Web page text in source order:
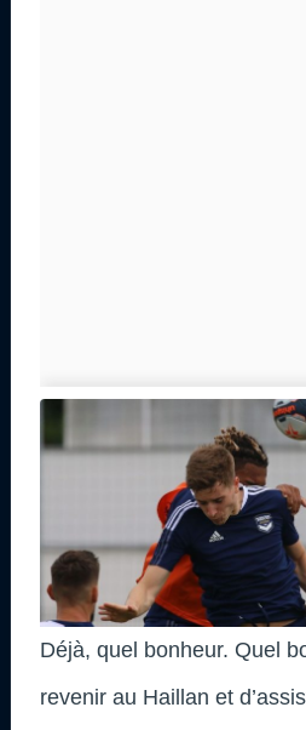
Déjà, quel bonheur. Quel
revenir au Haillan et